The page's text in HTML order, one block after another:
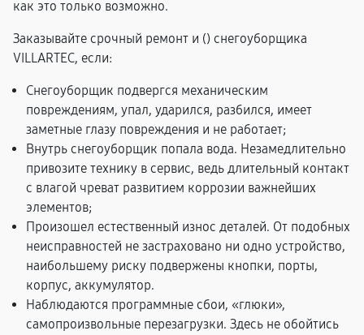
как это только возможно.
Заказывайте срочный ремонт и () снегоуборщика
VILLARTEC, если:
Снегоуборщик подвергся механическим
повреждениям, упал, ударился, разбился, имеет
заметные глазу повреждения и не работает;
Внутрь снегоуборщик попала вода. Незамедлительно
привозите технику в сервис, ведь длительный контакт
с влагой чреват развитием коррозии важнейших
элементов;
Произошел естественный износ деталей. От подобных
неисправностей не застраховано ни одно устройство,
наибольшему риску подвержены кнопки, порты,
корпус, аккумулятор.
Наблюдаются программные сбои, «глюки»,
самопроизвольные перезагрузки. Здесь не обойтись